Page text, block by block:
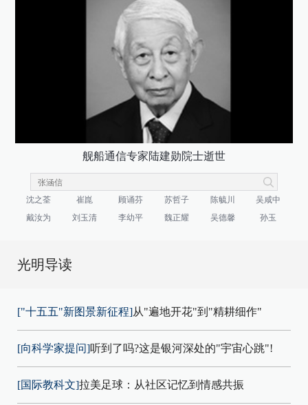
舰船通信专家陆建勋院士逝世
沈之荃 崔崑 顾诵芬 苏哲子 陈毓川
吴咸中
戴汝为
刘玉清 李幼平 魏正耀 吴德馨 孙玉
光明导读
["十五五"新图景新征程]从"遍地开花"到"精耕细作"
[向科学家提问]听到了吗?这是银河深处的"宇宙心跳"!
[国际教科文]拉美足球：从社区记忆到情感共振